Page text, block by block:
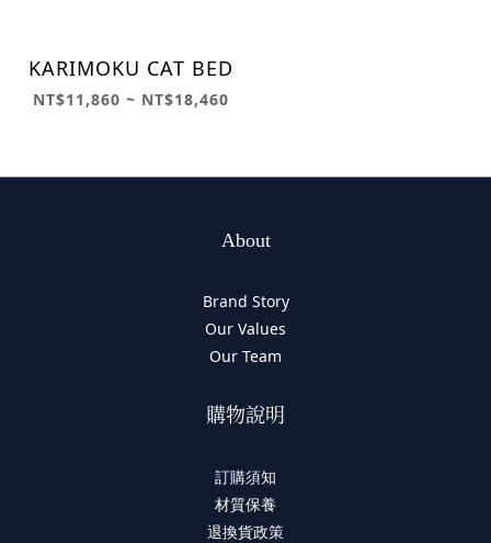
KARIMOKU CAT BED
NT$11,860 ~ NT$18,460
About
Brand Story
Our Values
Our Team
購物說明
訂購須知
材質保養
退換貨政策